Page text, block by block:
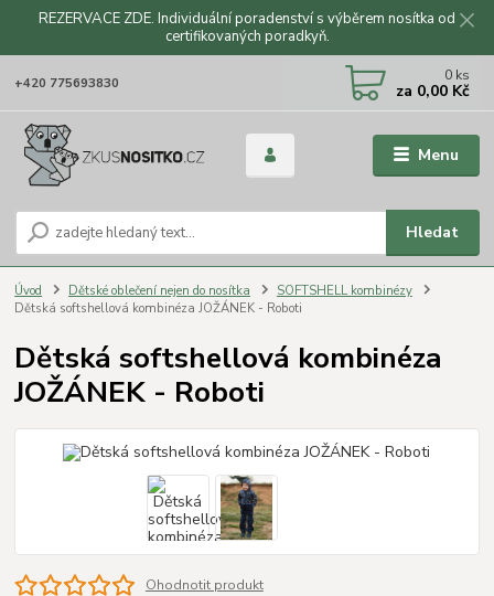
REZERVACE ZDE. Individuální poradenství s výběrem nosítka od
certifikovaných poradkyň.
Menu
Hledat
+420 775693830 0 ks
za 0,00 Kč
Úvod Dětské oblečení nejen do nosítka
SOFTSHELL kombinézy
Dětská softshellová kombinéza JOŽÁNEK - Roboti
Dětská softshellová kombinéza
JOŽÁNEK - Roboti
Ohodnotit produkt